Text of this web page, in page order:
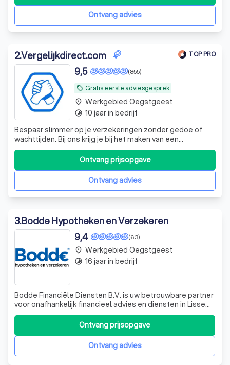
Ontvang advies
2.Vergelijkdirect.com TOP PRO
local_offer Gratis eerste adviesgesprek
(855)
9,5
Bespaar slimmer op je verzekeringen zonder gedoe of
wachttijden. Bij ons krijg je bij het maken van een
vergelijking direct overzicht en heb je telefonisch snel een
eerlijk antwoord op je vragen.
Ontvang advies
Ontvang prijsopgave
place Werkgebied Oegstgeest
timelapse 10 jaar in bedrijf
3.Bodde Hypotheken en Verzekeren
(63)
9,4
Bodde Financiële Diensten B.V. is uw betrouwbare partner
voor onafhankelijk financieel advies en diensten in Lisse
en de Bollenstreek. Wij onderscheiden ons door onze
expertise in hypotheekadvies, verzekeringen, financiële
planning en pensioenbeheer. Onze diensten zijn gericht
op zowel particulierenOntvang advies
Ontvang prijsopgave
place Werkgebied Oegstgeest
timelapse 16 jaar in bedrijf